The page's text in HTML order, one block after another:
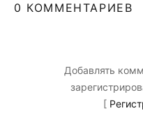
0 КОММЕНТАРИЕВ
Добавлять
[